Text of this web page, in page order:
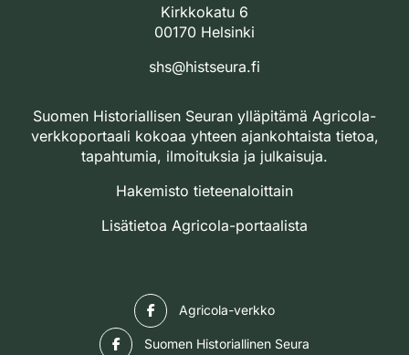
Kirkkokatu 6
00170 Helsinki
shs@histseura.fi
Suomen Historiallisen Seuran ylläpitämä Agricola-
verkkoportaali kokoaa yhteen ajankohtaista tietoa,
tapahtumia, ilmoituksia ja julkaisuja.
Hakemisto tieteenaloittain
Lisätietoa Agricola-portaalista
Agricola-verkko
Suomen Historiallinen Seura